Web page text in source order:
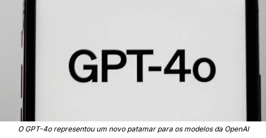
O GPT-4o representou um novo patamar para os modelos da OpenAI